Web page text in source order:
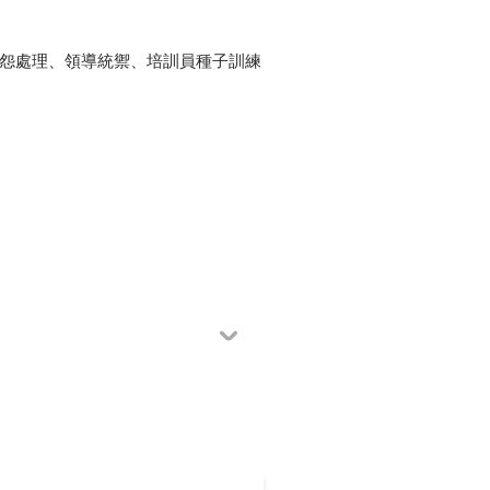
處理、領導統禦、培訓員種子訓練